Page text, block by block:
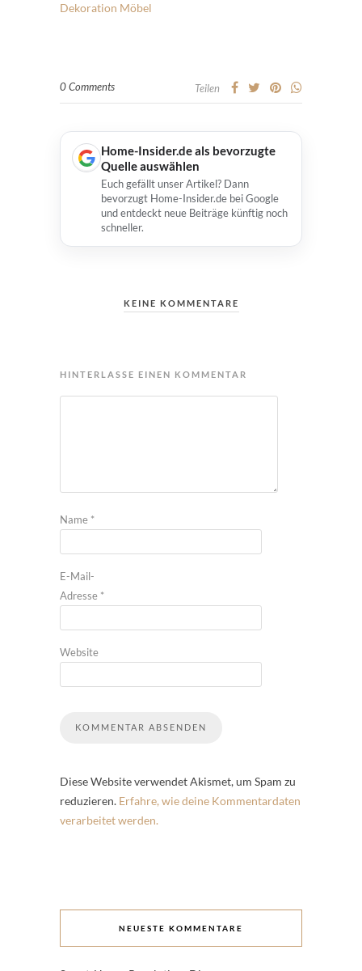
Dekoration Möbel
0 Comments Teilen
Home-Insider.de als bevorzugte
Quelle auswählen
Euch gefällt unser Artikel? Dann
bevorzugt Home-Insider.de bei Google
und entdeckt neue Beiträge künftig noch
schneller.
KEINE KOMMENTARE
HINTERLASSE EINEN KOMMENTAR
Name *
E-Mail-
Adresse *
Website
Diese Website verwendet Akismet, um Spam zu
reduzieren. Erfahre, wie deine Kommentardaten
verarbeitet werden.
NEUESTE KOMMENTARE